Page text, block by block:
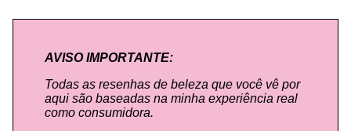
AVISO IMPORTANTE:
Todas as resenhas de beleza que você vê por
aqui são baseadas na minha experiência real
como consumidora.